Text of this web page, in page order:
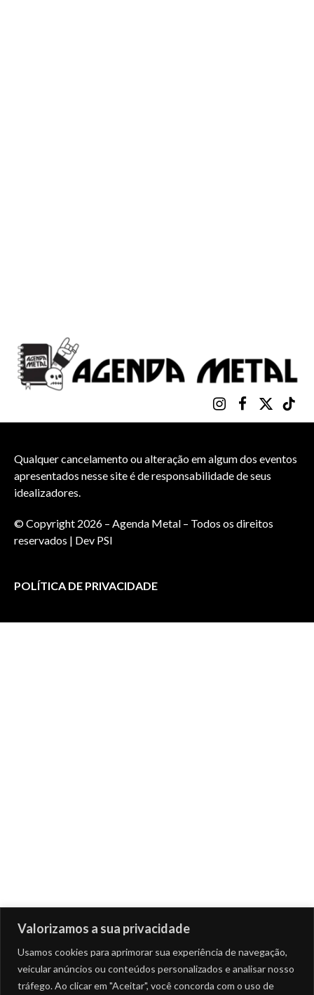
Valorizamos a sua privacidade
Usamos cookies para aprimorar sua experiência de navegação,
veicular anúncios ou conteúdos personalizados e analisar nosso
tráfego. Ao clicar em "Aceitar", você concorda com o uso de
InstagramFacebook
X
(Twitter)
Qualquer cancelamento ou alteração em algum dos eventos
apresentados nesse site é de responsabilidade de seus
idealizadores.
© Copyright 2026 – Agenda Metal – Todos os direitos
reservados | Dev PSI
POLÍTICA DE PRIVACIDADE